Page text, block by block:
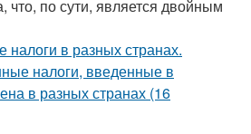
что, по сути, является двойным